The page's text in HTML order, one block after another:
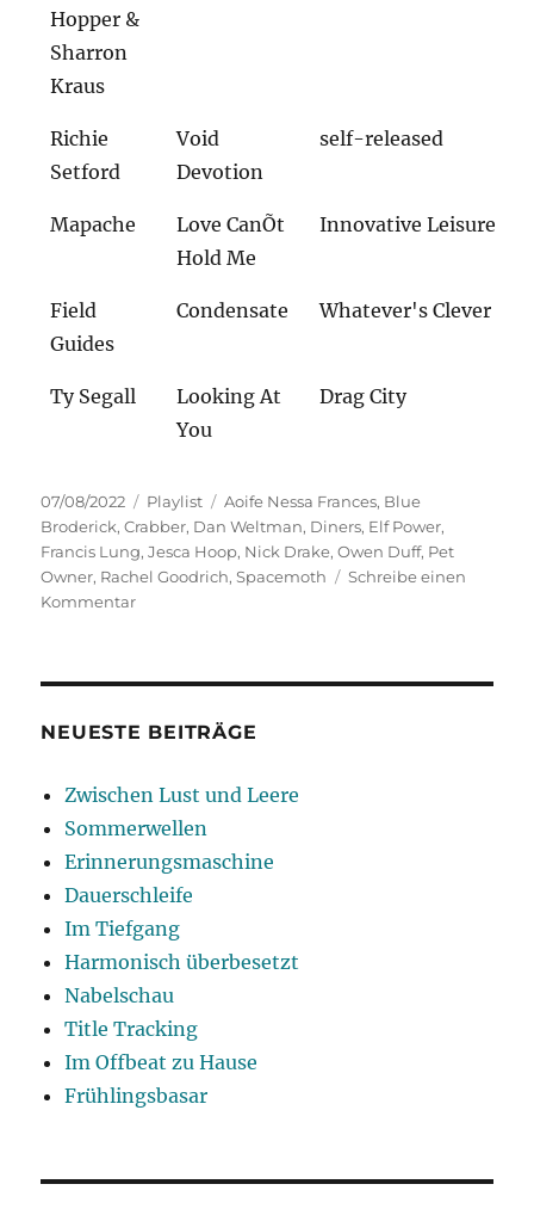
Hopper &
Sharron
Kraus
Richie
Setford
Void
Devotion
self-released
Mapache
Love CanÕt
Hold Me
Innovative Leisure
Field
Guides
Condensate Whatever's Clever
Ty Segall
Looking At
You
Drag City
Veröffentlicht
am
07/08/2022 Kategorien
Playlist Schlagwörter
Aoife Nessa Frances, Blue
Broderick,Crabber, Dan Weltman, Diners, Elf Power,
Francis Lung,Jesca Hoop, Nick Drake,Owen Duff, Pet
Owner, Rachel Goodrich,Spacemoth
Schreibe einen
Kommentarzu
Wahrheit
NEUESTE BEITRÄGE
Zwischen Lust und Leere
Sommerwellen
Erinnerungsmaschine
Dauerschleife
Im Tiefgang
Harmonisch überbesetzt
Nabelschau
Title Tracking
Im Offbeat zu Hause
Frühlingsbasar